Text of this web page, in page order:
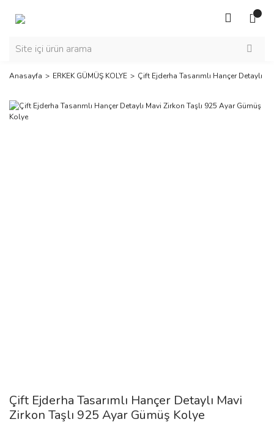
Anasayfa ERKEK GÜMÜŞ KOLYE Çift Ejderha Tasarımlı Hançer Detaylı
Çift Ejderha Tasarımlı Hançer Detaylı Mavi
Zirkon Taşlı 925 Ayar Gümüş Kolye